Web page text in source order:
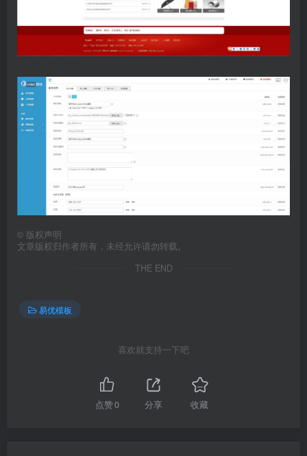
© 版权声明
文章版权归作者所有，未经允许请勿转载。
THE END
易优模板
喜欢就支持一下吧
点赞0 分享 收藏